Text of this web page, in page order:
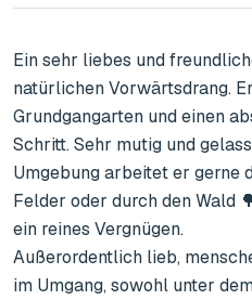
Ein sehr liebes und
natürlichen Vorwärtsdrang.
Grundgangarten und einen
Schritt. Sehr mutig und
Umgebung arbeitet er gerne
Felder oder durch den Wald
ein reines Vergnügen.
Außerordentlich lieb,
im Umgang, sowohl unter